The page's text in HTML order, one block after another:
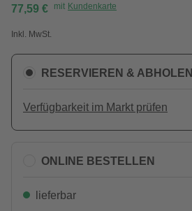
77,59 € mit Kundenkarte
Inkl. MwSt.
RESERVIEREN & ABHOLEN
Verfügbarkeit im Markt prüfen
ONLINE BESTELLEN
lieferbar